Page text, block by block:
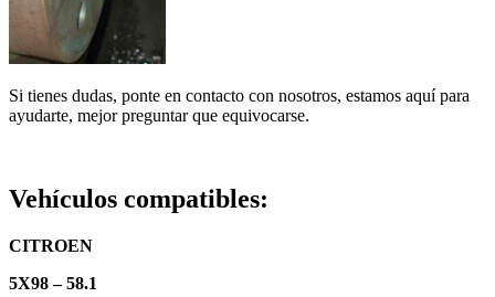
Si tienes dudas, ponte en contacto con nosotros, estamos aquí para
ayudarte, mejor preguntar que equivocarse.
Vehículos compatibles:
CITROEN
5X98 – 58.1